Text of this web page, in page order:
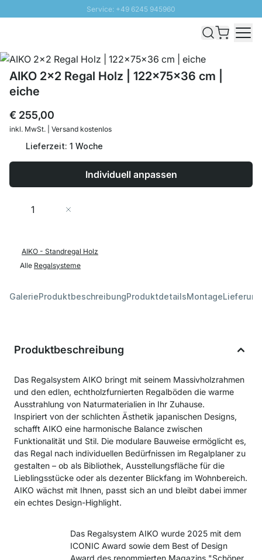
Service: +49 6245 945960
Schnelle Lieferung - Gratis Versand ab 100€
SUNNY SALE: Bis zu 20% Rabatt
AIKO 2x2 Regal Holz | 122x75x36 cm |
eiche
€ 255,00
inkl. MwSt. | Versand kostenlos
Lieferzeit: 1 Woche
Individuell anpassen
Menge
AIKO - Standregal Holz
Alle Regalsysteme
GalerieProduktbeschreibungProduktdetailsMontage
Produktbeschreibung
Das Regalsystem AIKO bringt mit seinem Massivholzrahmen
und den edlen, echtholzfurnierten Regalböden die warme
Ausstrahlung von Naturmaterialien in Ihr Zuhause.
Inspiriert von der schlichten Ästhetik japanischen Designs,
schafft AIKO eine harmonische Balance zwischen
Funktionalität und Stil. Die modulare Bauweise ermöglicht es,
das Regal nach individuellen Bedürfnissen im Regalplaner zu
gestalten – ob als Bibliothek, Ausstellungsfläche für die
Lieblingsstücke oder als dezenter Blickfang im Wohnbereich.
AIKO wächst mit Ihnen, passt sich an und bleibt dabei immer
ein echtes Design-Highlight.
Das Regalsystem AIKO wurde 2025 mit dem
ICONIC Award sowie dem Best of Design
Award des renommierten Magazins "Schöner